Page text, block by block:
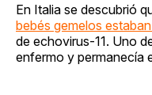
En Italia se descubrió
bebés gemelos
de echovirus-11. Uno
enfermo y permanecía